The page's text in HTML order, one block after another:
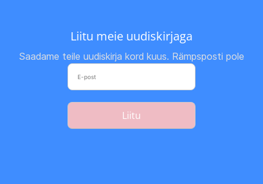
Liitu meie uudiskirjaga
Saadame teile uudiskirja kord kuus. Rämpsposti pole
Liitu